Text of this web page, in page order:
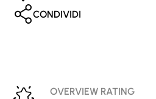
CONDIVIDI
OVERVIEW RATING